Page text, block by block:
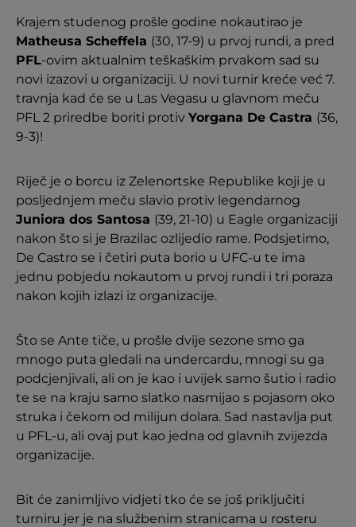
Krajem studenog prošle godine nokautirao je
Matheusa Scheffela (30, 17-9) u prvoj rundi, a pred
PFL-ovim aktualnim teškaškim prvakom sad su
novi izazovi u organizaciji. U novi turnir kreće već 7.
travnja kad će se u Las Vegasu u glavnom meču
PFL 2 priredbe boriti protiv Yorgana De Castra (36,
9-3)!
Riječ je o borcu iz Zelenortske Republike koji je u
posljednjem meču slavio protiv legendarnog
Juniora dos Santosa (39, 21-10) u Eagle organizaciji
nakon što si je Brazilac ozlijedio rame. Podsjetimo,
De Castro se i četiri puta borio u UFC-u te ima
jednu pobjedu nokautom u prvoj rundi i tri poraza
nakon kojih izlazi iz organizacije.
Što se Ante tiče, u prošle dvije sezone smo ga
mnogo puta gledali na undercardu, mnogi su ga
podcjenjivali, ali on je kao i uvijek samo šutio i radio
te se na kraju samo slatko nasmijao s pojasom oko
struka i čekom od milijun dolara. Sad nastavlja put
u PFL-u, ali ovaj put kao jedna od glavnih zvijezda
organizacije.
Bit će zanimljivo vidjeti tko će se još priključiti
turniru jer je na službenim stranicama u rosteru